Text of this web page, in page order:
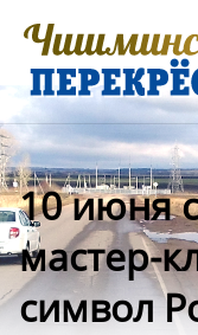
10 июня
мастер-
символ